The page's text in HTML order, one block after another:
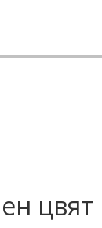
цвят